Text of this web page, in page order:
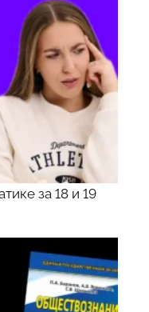
за 18 и 19